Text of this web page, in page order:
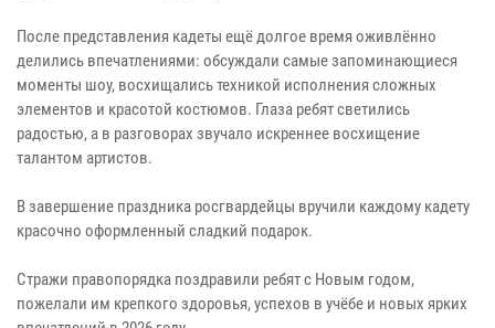
После представления кадеты ещё долгое время оживлённо
делились впечатлениями: обсуждали самые запоминающиеся
моменты шоу, восхищались техникой исполнения сложных
элементов и красотой костюмов. Глаза ребят светились
радостью, а в разговорах звучало искреннее восхищение
талантом артистов.
В завершение праздника росгвардейцы вручили каждому кадету
красочно оформленный сладкий подарок.
Стражи правопорядка поздравили ребят с Новым годом,
пожелали им крепкого здоровья, успехов в учёбе и новых ярких